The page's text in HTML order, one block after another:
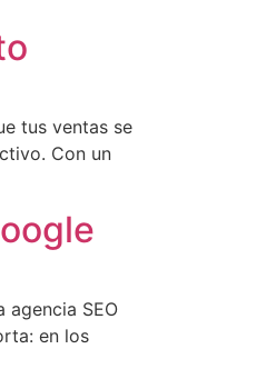
tus ventas se
Con un
agencia SEO
en los